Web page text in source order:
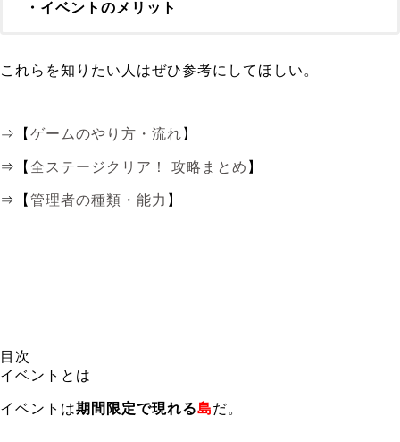
・イベントのメリット
これらを知りたい人はぜひ参考にしてほしい。
⇒【 ゲームのやり方・流れ 】
⇒【 全ステージクリア！ 攻略まとめ 】
⇒【 管理者の種類・能力 】
目次
イベントとは
イベントは期間限定で現れる島だ。